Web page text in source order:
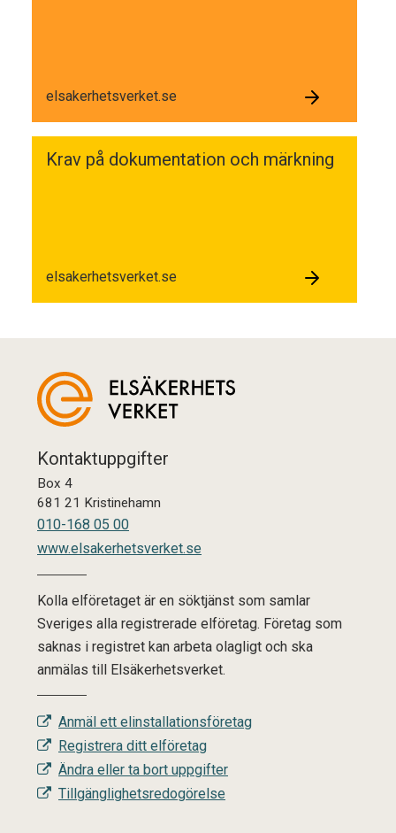
elsakerhetsverket.se
Krav på dokumentation och märkning
elsakerhetsverket.se
Kontaktuppgifter
Box 4
681 21 Kristinehamn
010-168 05 00
www.elsakerhetsverket.se
Kolla elföretaget är en söktjänst som samlar
Sveriges alla registrerade elföretag. Företag som
saknas i registret kan arbeta olagligt och ska
anmälas till Elsäkerhetsverket.
Anmäl ett elinstallationsföretag
Registrera ditt elföretag
Ändra eller ta bort uppgifter
Tillgänglighetsredogörelse